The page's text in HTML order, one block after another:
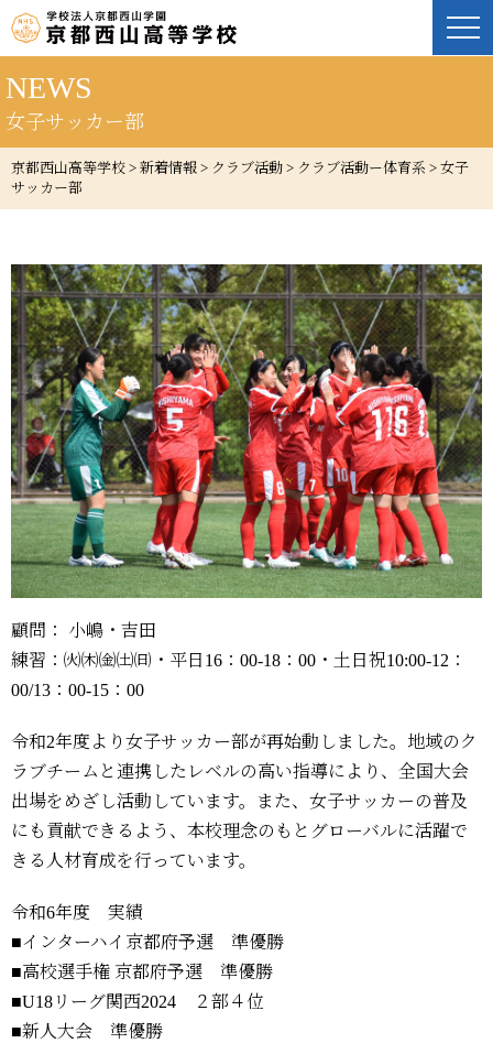
NEWS
女子サッカー部
京都西山高等学校 > 新着情報 > クラブ活動 > クラブ活動ー体育系 > 女子
サッカー部
顧問： 小嶋・吉田
練習：㈫㈭㈮㈯㈰・平日16：00-18：00・土日祝10:00-12：
00/13：00-15：00
令和2年度より女子サッカー部が再始動しました。地域のク
ラブチームと連携したレベルの高い指導により、全国大会
出場をめざし活動しています。また、女子サッカーの普及
にも貢献できるよう、本校理念のもとグローバルに活躍で
きる人材育成を行っています。
令和6年度 実績
■インターハイ京都府予選 準優勝
■高校選手権 京都府予選 準優勝
■U18リーグ関西2024 ２部４位
■新人大会 準優勝